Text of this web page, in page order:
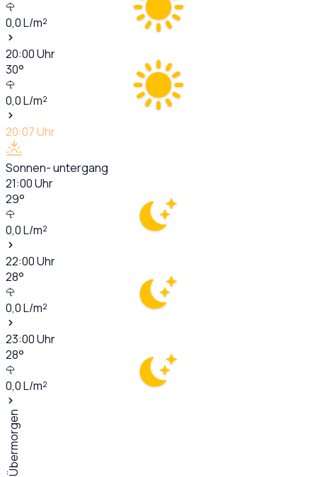
0,0L/m²
20:00Uhr
30°
0,0L/m²
20:07Uhr
Sonnen- untergang
21:00Uhr
29°
0,0L/m²
22:00Uhr
28°
0,0L/m²
23:00Uhr
28°
0,0L/m²
Übermorgen